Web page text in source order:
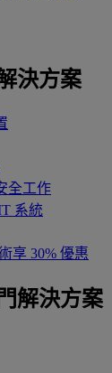
決方案
全工作
系統
享 30% 優惠
解決方案